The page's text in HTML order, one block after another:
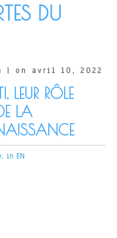
DU
| on avril 10, 2022
LEUR RÔLE
LA
in EN